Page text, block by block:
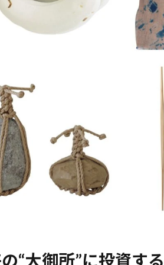
“大御所”に投資す